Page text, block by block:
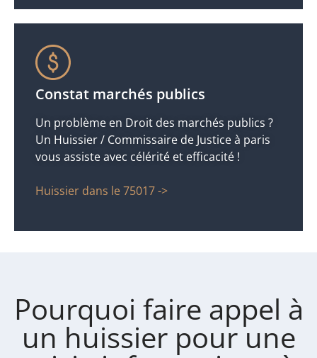
Constat marchés publics
Un problème en Droit des marchés publics ?
Un Huissier / Commissaire de Justice à paris
vous assiste avec célérité et efficacité !
Huissier dans le 75017 ->
Pourquoi faire appel à
un huissier pour une